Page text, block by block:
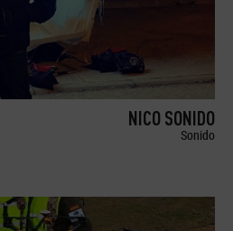
NICO SONIDO
Sonido